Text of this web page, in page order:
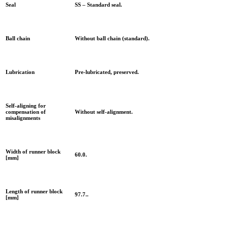
Seal SS – Standard seal.
Ball chain Without ball chain (standard).
Lubrication Pre-lubricated, preserved.
Self-aligning for
compensation of
misalignments
Without self-alignment.
Width of runner block
[mm]
60.0.
Length of runner block
[mm]
97.7..